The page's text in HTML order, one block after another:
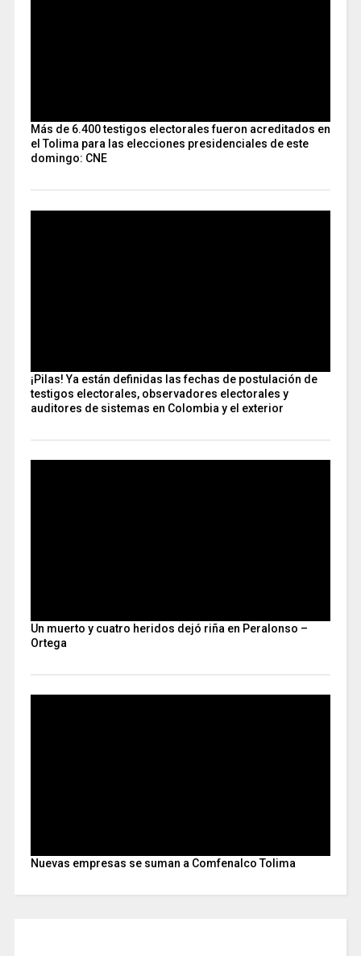
Más de 6.400 testigos electorales fueron acreditados en
el Tolima para las elecciones presidenciales de este
domingo: CNE
¡Pilas! Ya están definidas las fechas de postulación de
testigos electorales, observadores electorales y
auditores de sistemas en Colombia y el exterior
Un muerto y cuatro heridos dejó riña en Peralonso –
Ortega
Nuevas empresas se suman a Comfenalco Tolima